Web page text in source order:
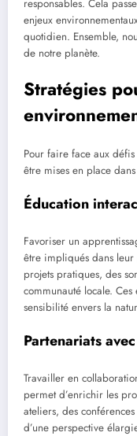
responsables. Cela
enjeux
quotidien. Ensemble,
de notre planète.
Stratégies
Pour faire face aux
être mises en place
Éducation
Favoriser un
être impliqués dans
projets pratiques, des
communauté locale.
sensibilité envers la
Partenariats
Travailler en
permet d’enrichir les
ateliers, des
d’une perspective